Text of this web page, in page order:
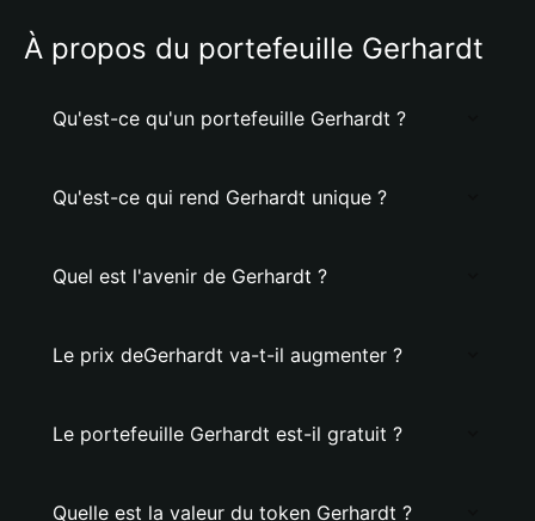
À propos du portefeuille Gerhardt
Qu'est-ce qu'un portefeuille Gerhardt ?
Qu'est-ce qui rend Gerhardt unique ?
Quel est l'avenir de Gerhardt ?
Le prix deGerhardt va-t-il augmenter ?
Le portefeuille Gerhardt est-il gratuit ?
Quelle est la valeur du token Gerhardt ?